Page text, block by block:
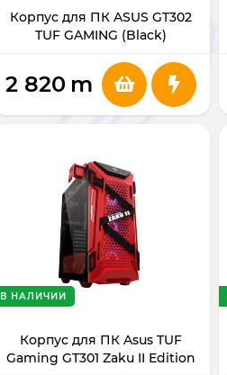
Корпус для ПК ASUS GT302
TUF GAMING (Black)
2 820 m
Корпус для ПК Asus TUF
Gaming GT301 Zaku II Edition
В НАЛИЧИИ